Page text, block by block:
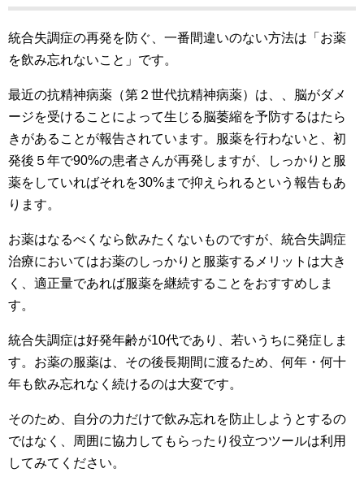
統合失調症の再発を防ぐ、一番間違いのない方法は「お薬
を飲み忘れないこと」です。
最近の抗精神病薬（第２世代抗精神病薬）は、、脳がダメ
ージを受けることによって生じる脳萎縮を予防するはたら
きがあることが報告されています。服薬を行わないと、初
発後５年で90%の患者さんが再発しますが、しっかりと服
薬をしていればそれを30%まで抑えられるという報告もあ
ります。
お薬はなるべくなら飲みたくないものですが、統合失調症
治療においてはお薬のしっかりと服薬するメリットは大き
く、適正量であれば服薬を継続することをおすすめしま
す。
統合失調症は好発年齢が10代であり、若いうちに発症しま
す。お薬の服薬は、その後長期間に渡るため、何年・何十
年も飲み忘れなく続けるのは大変です。
そのため、自分の力だけで飲み忘れを防止しようとするの
ではなく、周囲に協力してもらったり役立つツールは利用
してみてください。